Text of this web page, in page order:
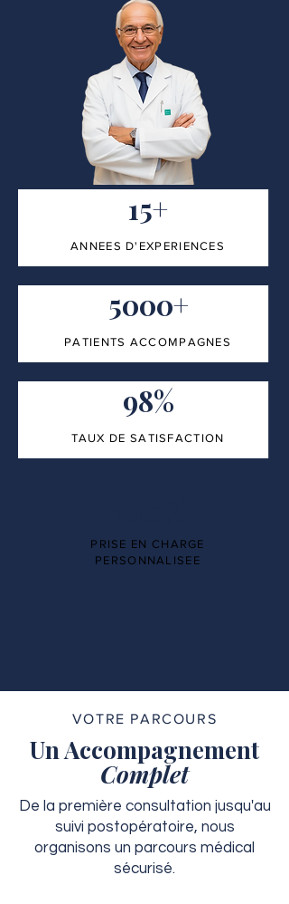
15+
ANNEES D'EXPERIENCES
5000+
PATIENTS ACCOMPAGNES
98%
TAUX DE SATISFACTION
PRISE EN CHARGE
PERSONNALISEE
VOTRE PARCOURS
Un Accompagnement
Complet
De la première consultation jusqu'au
suivi postopératoire, nous
organisons un parcours médical
sécurisé.